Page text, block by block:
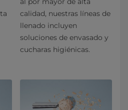
calidad, nuestras líneas de
llenado incluyen
soluciones de envasado y
cucharas higiénicas.